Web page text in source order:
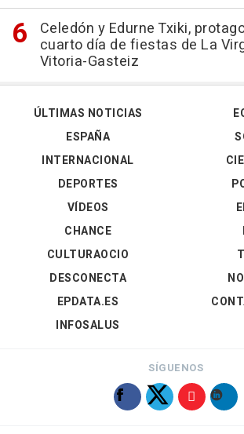
Celedón y Edurne Txiki,
cuarto día de fiestas de La
Vitoria-Gasteiz
ÚLTIMAS NOTICIAS
ESPAÑA
INTERNACIONAL
DEPORTES
VÍDEOS
CHANCE
CULTURAOCIO
DESCONECTA
EPDATA.ES
INFOSALUS
SÍGUENOS